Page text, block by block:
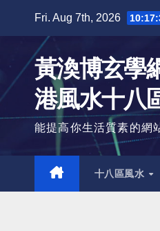
content
Fri. Aug 7th, 2026
黃渙博玄學
港風水十八
能提高你生活質素的網
十八區風水